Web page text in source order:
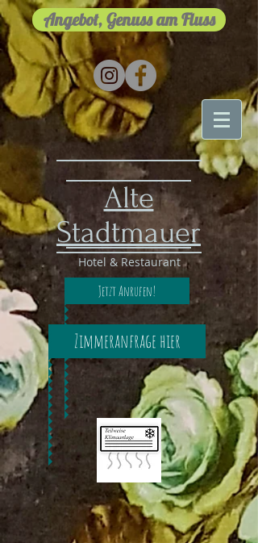
Angebot, Genuss am Fluss
Alte
Stadtmauer
Hotel & Restaurant
Jetzt Anrufen!
Zimmeranfrage hier
Neu!!! Gästehaus Silberberg23